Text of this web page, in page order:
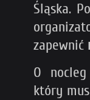
Śląska.
zapewnić
O
który